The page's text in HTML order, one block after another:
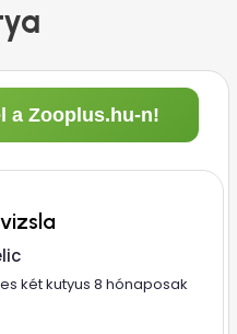
a Zooplus.hu-n!
két kutyus 8 hónaposak